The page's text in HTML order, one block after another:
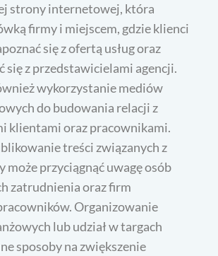
strony internetowej, która
firmy i miejscem, gdzie klienci
się z ofertą usług oraz
się z przedstawicielami agencji.
wykorzystanie mediów
do budowania relacji z
klientami oraz pracownikami.
treści związanych z
może przyciągnąć uwagę osób
zatrudnienia oraz firm
Organizowanie
lub udział w targach
sposoby na zwiększenie